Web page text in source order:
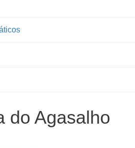
do Agasalho